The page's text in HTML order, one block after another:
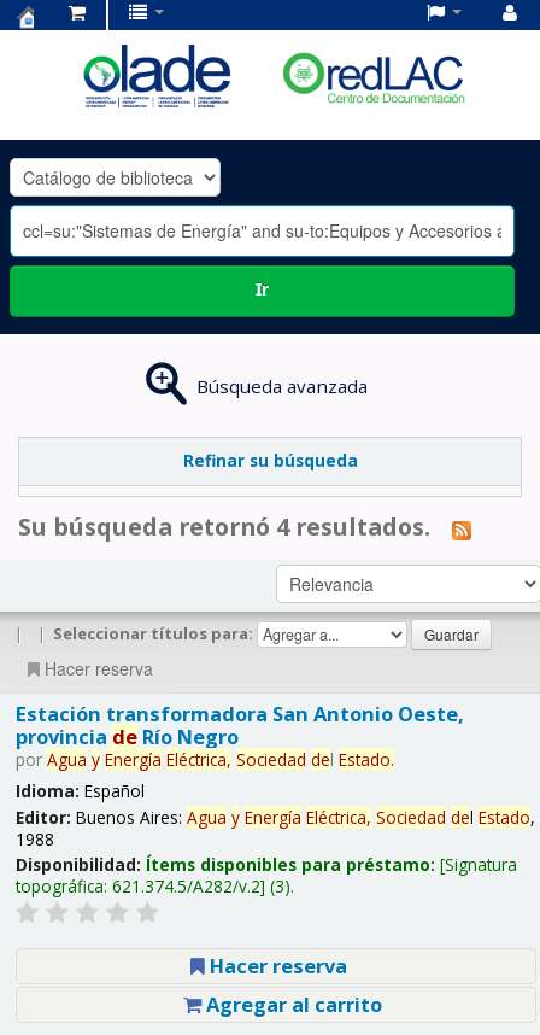
OLADE
-
Ir
Búsqueda avanzada
Refinar su búsqueda
Su búsqueda retornó 4 resultados.
| | Seleccionar títulos para:
Hacer reserva
Estación transformadora San Antonio Oeste,
provincia deRío Negro
por Agua y Energía Eléctrica, Sociedad del Estado.
Idioma: Español
Editor: Buenos Aires: Agua y Energía Eléctrica, Sociedad del Estado,
1988
Disponibilidad: Ítems disponibles para préstamo: Signatura
topográfica: 621.374.5/A282/v.2 (3).
Hacer reserva
Agregar al carrito